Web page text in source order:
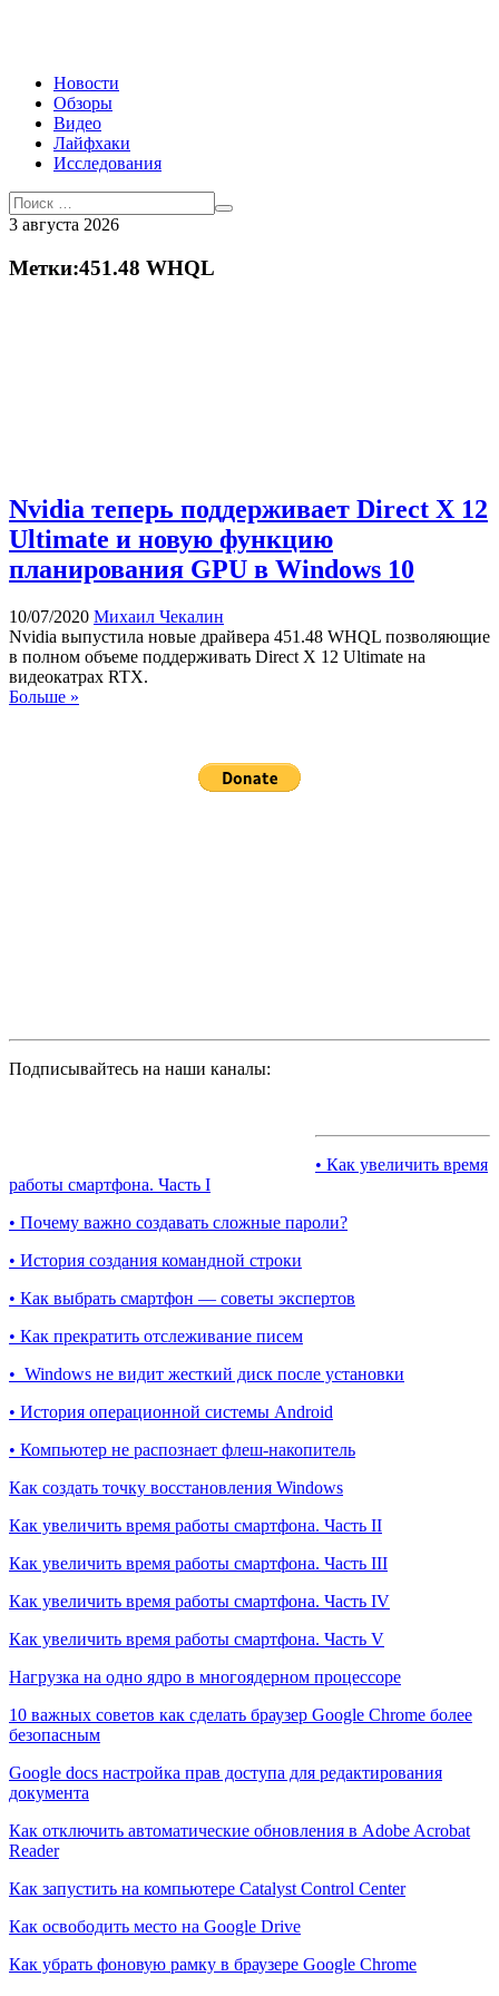
Новости
Обзоры
Видео
Лайфхаки
Исследования
3 августа 2026
Метки:451.48 WHQL
Nvidia теперь поддерживает Direct X 12
Ultimate и новую функцию
планирования GPU в Windows 10
10/07/2020 Михаил Чекалин
Nvidia выпустила новые драйвера 451.48 WHQL позволяющие
в полном объеме поддерживать Direct X 12 Ultimate на
видеокатрах RTX.
Больше »
Подписывайтесь на наши каналы:
• Как увеличить время
работы смартфона. Часть I
• Почему важно создавать сложные пароли?
• История создания командной строки
• Как выбрать смартфон — советы экспертов
• Как прекратить отслеживание писем
• Windows не видит жесткий диск после установки
• История операционной системы Android
• Компьютер не распознает флеш-накопитель
Как создать точку восстановления Windows
Как увеличить время работы смартфона. Часть II
Как увеличить время работы смартфона. Часть III
Как увеличить время работы смартфона. Часть IV
Как увеличить время работы смартфона. Часть V
Нагрузка на одно ядро в многоядерном процессоре
10 важных советов как сделать браузер Google Chrome более
безопасным
Google docs настройка прав доступа для редактирования
документа
Как отключить автоматические обновления в Adobe Acrobat
Reader
Как запустить на компьютере Catalyst Control Center
Как освободить место на Google Drive
Как убрать фоновую рамку в браузере Google Chrome